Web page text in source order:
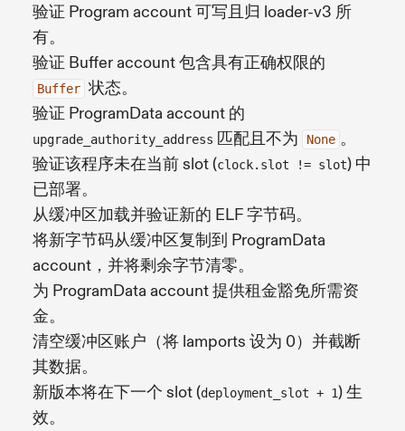
验证 Program account 可写且归 loader-v3 所
有。
验证 Buffer account 包含具有正确权限的
Buffer 状态。
验证 ProgramData account 的
upgrade_authority_address 匹配且不为 None 。
验证该程序未在当前 slot (clock.slot != slot) 中
已部署。
从缓冲区加载并验证新的 ELF 字节码。
将新字节码从缓冲区复制到 ProgramData
account，并将剩余字节清零。
为 ProgramData account 提供租金豁免所需资
金。
清空缓冲区账户（将 lamports 设为 0）并截断
其数据。
新版本将在下一个 slot (deployment_slot + 1) 生
效。